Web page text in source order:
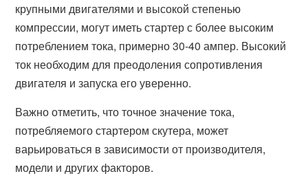
крупными двигателями и высокой степенью
компрессии, могут иметь стартер с более высоким
потреблением тока, примерно 30-40 ампер. Высокий
ток необходим для преодоления сопротивления
двигателя и запуска его уверенно.
Важно отметить, что точное значение тока,
потребляемого стартером скутера, может
варьироваться в зависимости от производителя,
модели и других факторов.